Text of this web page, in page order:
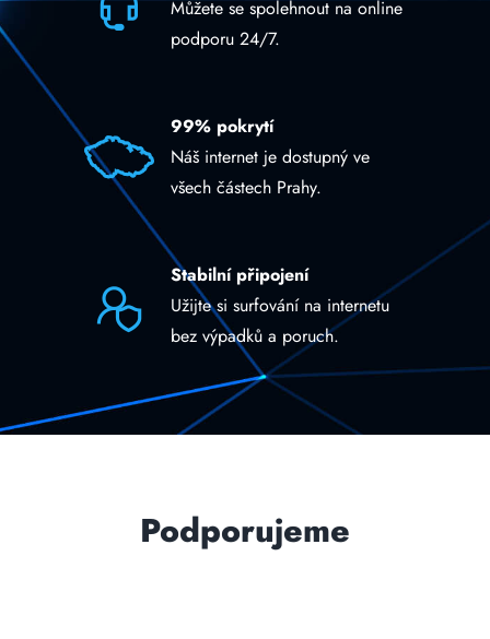
Můžete se spolehnout na online
podporu 24/7.
99% pokrytí
Náš internet je dostupný ve
všech částech Prahy.
Stabilní připojení
Užijte si surfování na internetu
bez výpadků a poruch.
Podporujeme